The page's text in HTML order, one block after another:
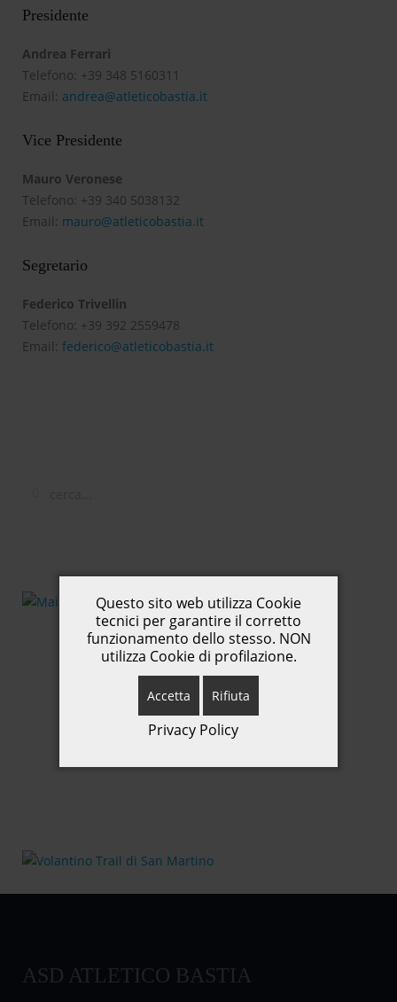
Presidente
Andrea Ferrari
Telefono: +39 348 5160311
Email: andrea@atleticobastia.it
Vice Presidente
Mauro Veronese
Telefono: +39 340 5038132
Email: mauro@atleticobastia.it
Segretario
Federico Trivellin
Telefono: +39 392 2559478
Email: federico@atleticobastia.it
ASD ATLETICO BASTIA
Questo sito web utilizza Cookie
tecnici per garantire il corretto
funzionamento dello stesso. NON
utilizza Cookie di profilazione.
Accetta Rifiuta
Privacy Policy